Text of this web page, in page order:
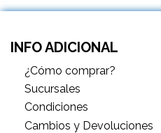
INFO ADICIONAL
¿Cómo comprar?
Sucursales
Condiciones
Cambios y Devoluciones